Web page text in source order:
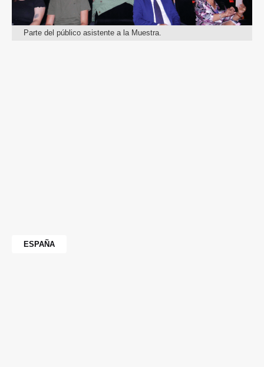
Parte del público asistente a la Muestra.
ESPAÑA